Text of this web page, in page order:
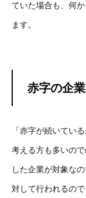
ていた場合も、何
ます。
赤字の企
「赤字が続いてい
考える方も多いの
した企業が対象な
対して行われるの